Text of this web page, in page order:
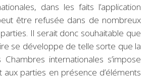
dans les faits l’application
être refusée dans de nombreux
Il serait donc souhaitable que
se développe de telle sorte que la
internationales s’impose
parties en présence d’éléments